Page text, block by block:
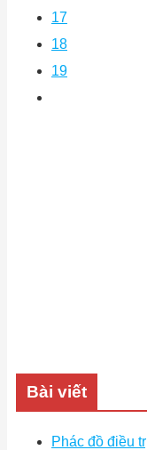
17
18
19
Bài viết
Phác đồ điều